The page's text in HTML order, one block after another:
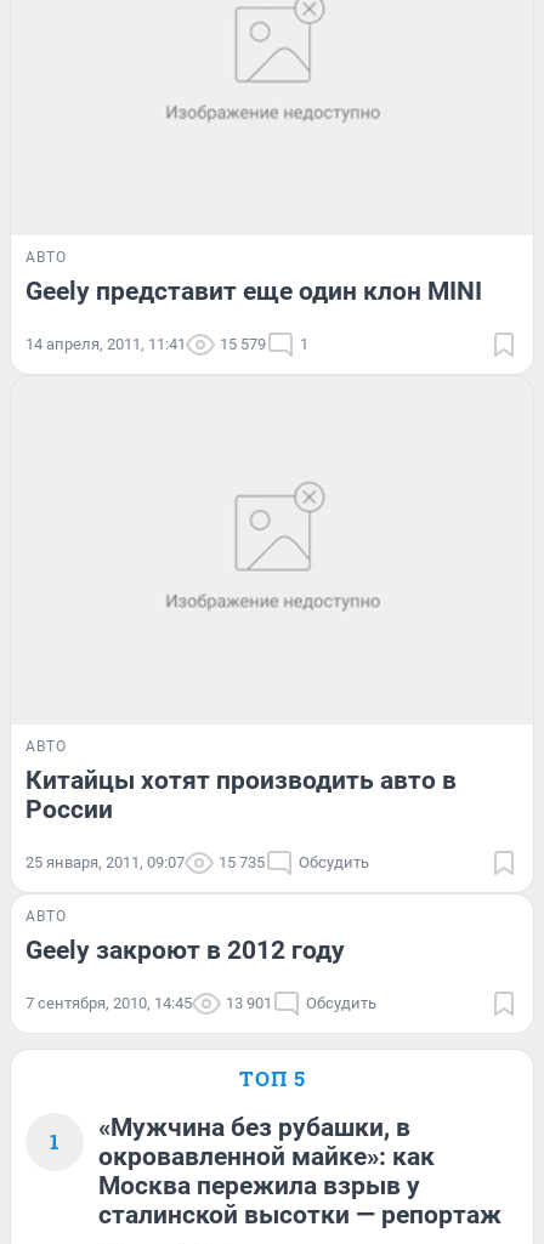
АВТО
Geely представит еще один клон MINI
14 апреля, 2011, 11:41 15 579 1
АВТО
Китайцы хотят производить авто в
России
25 января, 2011, 09:07 15 735 Обсудить
АВТО
Geely закроют в 2012 году
7 сентября, 2010, 14:45 13 901 Обсудить
ТОП 5
1
«Мужчина без рубашки, в
окровавленной майке»: как
Москва пережила взрыв у
сталинской высотки — репортаж